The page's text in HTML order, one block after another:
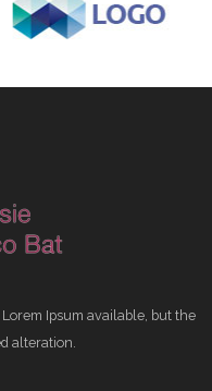
Ipsum available, but the
alteration.